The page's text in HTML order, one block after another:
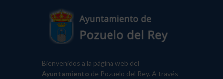
Bienvenidos a la página web del
Ayuntamiento de Pozuelo del Rey. A través